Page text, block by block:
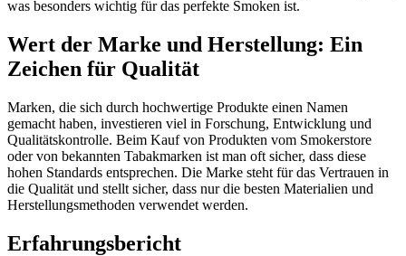
was besonders wichtig für das perfekte Smoken ist.
Wert der Marke und Herstellung: Ein
Zeichen für Qualität
Marken, die sich durch hochwertige Produkte einen Namen
gemacht haben, investieren viel in Forschung, Entwicklung und
Qualitätskontrolle. Beim Kauf von Produkten vom Smokerstore
oder von bekannten Tabakmarken ist man oft sicher, dass diese
hohen Standards entsprechen. Die Marke steht für das Vertrauen in
die Qualität und stellt sicher, dass nur die besten Materialien und
Herstellungsmethoden verwendet werden.
Erfahrungsbericht